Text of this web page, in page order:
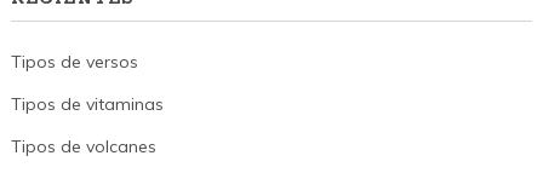
Tipos de versos
Tipos de vitaminas
Tipos de volcanes